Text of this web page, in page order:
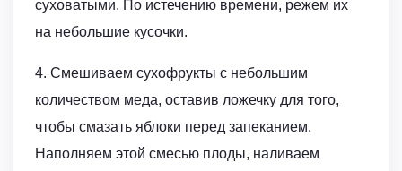
суховатыми. По истечению времени, режем их
на небольшие кусочки.
4. Смешиваем сухофрукты с небольшим
количеством меда, оставив ложечку для того,
чтобы смазать яблоки перед запеканием.
Наполняем этой смесью плоды, наливаем